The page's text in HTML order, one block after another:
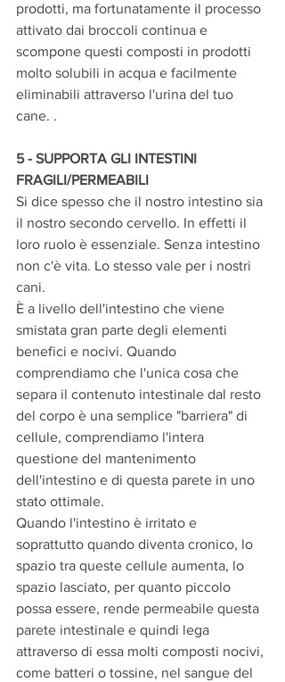
prodotti, ma fortunatamente il processo
attivato dai broccoli continua e
scompone questi composti in prodotti
molto solubili in acqua e facilmente
eliminabili attraverso l'urina del tuo
cane. .
5 - SUPPORTA GLI INTESTINI
FRAGILI/PERMEABILI
Si dice spesso che il nostro intestino sia
il nostro secondo cervello. In effetti il ​​
loro ruolo è essenziale. Senza intestino
non c'è vita. Lo stesso vale per i nostri
cani.
È a livello dell'intestino che viene
smistata gran parte degli elementi
benefici e nocivi. Quando
comprendiamo che l'unica cosa che
separa il contenuto intestinale dal resto
del corpo è una semplice "barriera" di
cellule, comprendiamo l'intera
questione del mantenimento
dell'intestino e di questa parete in uno
stato ottimale.
Quando l'intestino è irritato e
soprattutto quando diventa cronico, lo
spazio tra queste cellule aumenta, lo
spazio lasciato, per quanto piccolo
possa essere, rende permeabile questa
parete intestinale e quindi lega
attraverso di essa molti composti nocivi,
come batteri o tossine, nel sangue del